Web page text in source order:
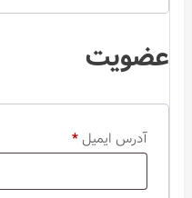
عضویت
آدرس ایمیل *الزامی